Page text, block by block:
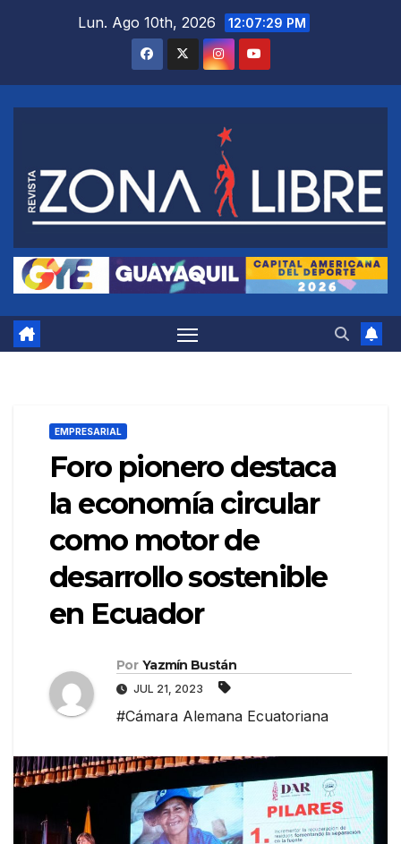
Lun. Ago 10th, 2026 12:07:30 PM
EMPRESARIAL
Foro pionero destaca
la economía circular
como motor de
desarrollo sostenible
en Ecuador
Por Yazmín Bustán
JUL 21, 2023
#Cámara Alemana Ecuatoriana